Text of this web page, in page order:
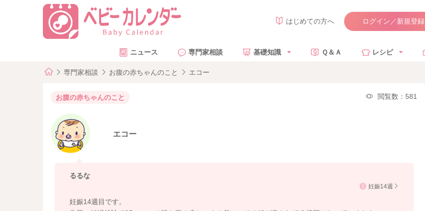
はじめての方へ ログイン／新規登録
ニュース 専門家相談 基礎知識 Ｑ＆Ａ レシピ
専門家相談 お腹の赤ちゃんのこと エコー
お腹の赤ちゃんのこと 閲覧数：581
エコー
るるな
妊娠14週
妊娠14週目です。